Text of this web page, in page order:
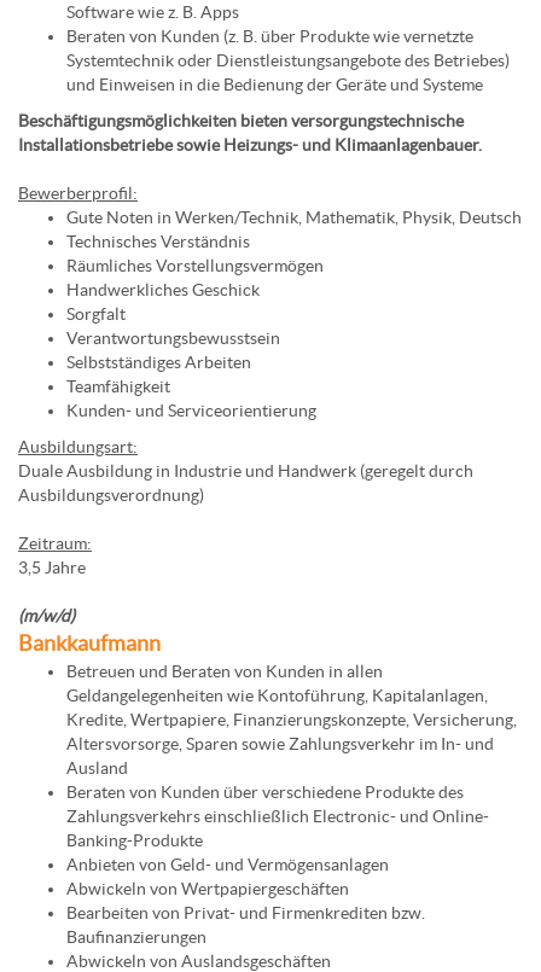
Software wie z. B. Apps
Beraten von Kunden (z. B. über Produkte wie vernetzte
Systemtechnik oder Dienstleistungsangebote des Betriebes)
und Einweisen in die Bedienung der Geräte und Systeme
Beschäftigungsmöglichkeiten bieten versorgungstechnische
Installationsbetriebe sowie Heizungs- und Klimaanlagenbauer.
Bewerberprofil:
Gute Noten in Werken/Technik, Mathematik, Physik, Deutsch
Technisches Verständnis
Räumliches Vorstellungsvermögen
Handwerkliches Geschick
Sorgfalt
Verantwortungsbewusstsein
Selbstständiges Arbeiten
Teamfähigkeit
Kunden- und Serviceorientierung
Ausbildungsart:
Duale Ausbildung in Industrie und Handwerk (geregelt durch
Ausbildungsverordnung)
Zeitraum:
3,5 Jahre
(m/w/d)
Bankkaufmann
Betreuen und Beraten von Kunden in allen
Geldangelegenheiten wie Kontoführung, Kapitalanlagen,
Kredite, Wertpapiere, Finanzierungskonzepte, Versicherung,
Altersvorsorge, Sparen sowie Zahlungsverkehr im In- und
Ausland
Beraten von Kunden über verschiedene Produkte des
Zahlungsverkehrs einschließlich Electronic- und Online-
Banking-Produkte
Anbieten von Geld- und Vermögensanlagen
Abwickeln von Wertpapiergeschäften
Bearbeiten von Privat- und Firmenkrediten bzw.
Baufinanzierungen
Abwickeln von Auslandsgeschäften